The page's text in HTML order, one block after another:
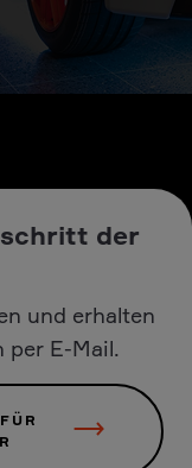
der
und erhalten
per E-Mail.